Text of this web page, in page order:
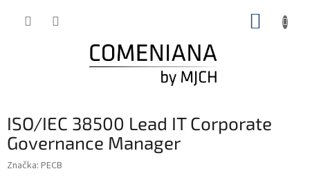
ISO/IEC 38500 Lead IT Corporate
Governance Manager
Značka: PECB